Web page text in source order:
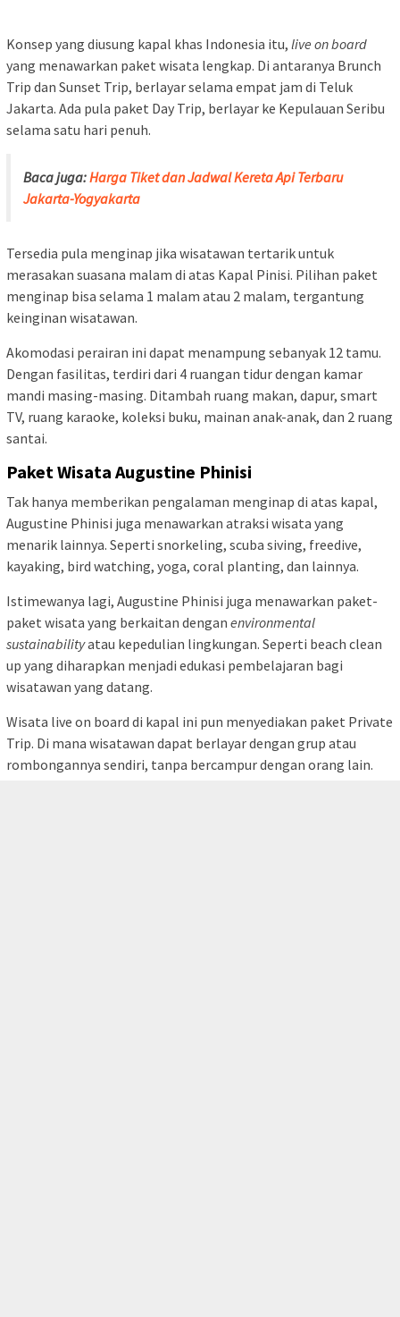
Konsep yang diusung kapal khas Indonesia itu, live on board
yang menawarkan paket wisata lengkap. Di antaranya Brunch
Trip dan Sunset Trip, berlayar selama empat jam di Teluk
Jakarta. Ada pula paket Day Trip, berlayar ke Kepulauan Seribu
selama satu hari penuh.
Baca juga:Harga Tiket dan Jadwal Kereta Api Terbaru
Jakarta-Yogyakarta
Tersedia pula menginap jika wisatawan tertarik untuk
merasakan suasana malam di atas Kapal Pinisi. Pilihan paket
menginap bisa selama 1 malam atau 2 malam, tergantung
keinginan wisatawan.
Akomodasi perairan ini dapat menampung sebanyak 12 tamu.
Dengan fasilitas, terdiri dari 4 ruangan tidur dengan kamar
mandi masing-masing. Ditambah ruang makan, dapur, smart
TV, ruang karaoke, koleksi buku, mainan anak-anak, dan 2 ruang
santai.
Paket Wisata Augustine Phinisi
Tak hanya memberikan pengalaman menginap di atas kapal,
Augustine Phinisi juga menawarkan atraksi wisata yang
menarik lainnya. Seperti snorkeling, scuba siving, freedive,
kayaking, bird watching, yoga, coral planting, dan lainnya.
Istimewanya lagi, Augustine Phinisi juga menawarkan paket-
paket wisata yang berkaitan dengan environmental
sustainabilityatau kepedulian lingkungan. Seperti beach clean
up yang diharapkan menjadi edukasi pembelajaran bagi
wisatawan yang datang.
Wisata live on board di kapal ini pun menyediakan paket Private
Trip. Di mana wisatawan dapat berlayar dengan grup atau
rombongannya sendiri, tanpa bercampur dengan orang lain.